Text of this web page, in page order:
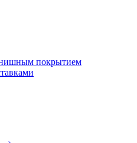
покрытием